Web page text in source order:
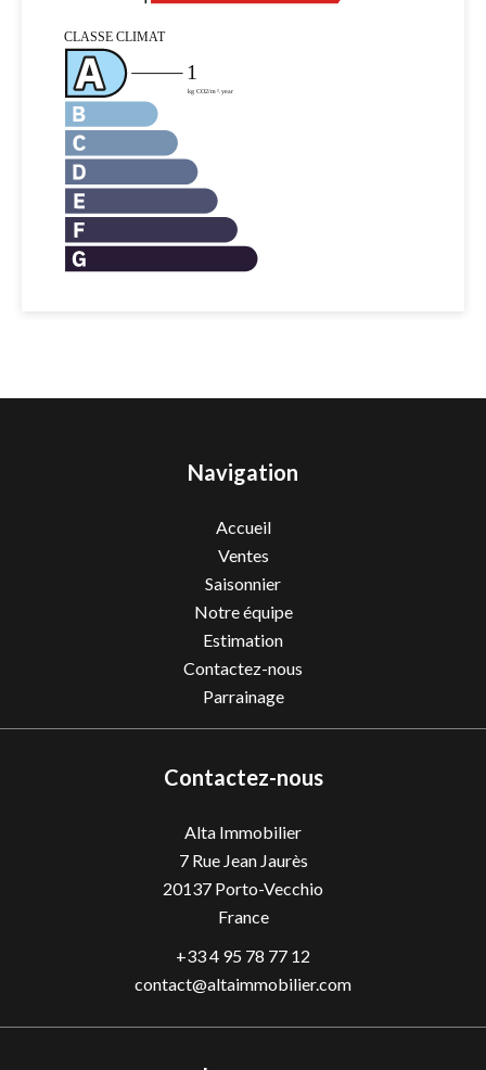
Navigation
Accueil
Ventes
Saisonnier
Notre équipe
Estimation
Contactez-nous
Parrainage
Contactez-nous
Alta Immobilier
7 Rue Jean Jaurès
20137 Porto-Vecchio
France
+33 4 95 78 77 12
contact@altaimmobilier.com